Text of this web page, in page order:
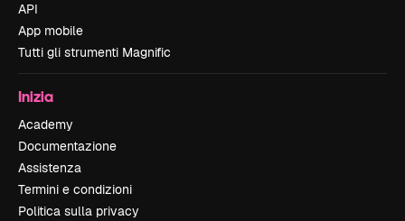
API
App mobile
Tutti gli strumenti Magnific
Inizia
Academy
Documentazione
Assistenza
Termini e condizioni
Politica sulla privacy